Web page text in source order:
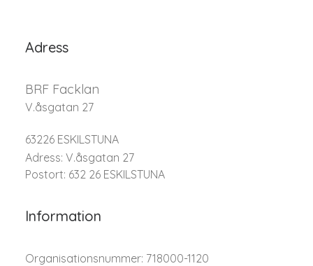
Adress
BRF Facklan
V.åsgatan 27
63226 ESKILSTUNA
Adress: V.åsgatan 27
Postort: 632 26 ESKILSTUNA
Information
Organisationsnummer: 718000-1120